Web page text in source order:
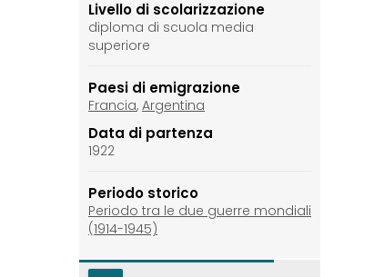
Livello di scolarizzazione
diploma di scuola media
superiore
Paesi di emigrazione
Francia, Argentina
Data di partenza
1922
Periodo storico
Periodo tra le due guerre mondiali
(1914-1945)